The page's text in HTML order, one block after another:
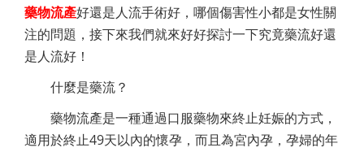
藥物流產好還是人流手術好，哪個傷害性小都是女性關
注的問題，接下來我們就來好好探討一下究竟藥流好還
是人流好！
什麼是藥流？
藥物流產是一種通過口服藥物來終止妊娠的方式，
適用於終止49天以內的懷孕，而且為宮內孕，孕婦的年